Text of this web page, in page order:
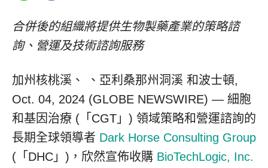
合併後的組織將提供生物製藥產業的策略諮
詢、營運及技術諮詢服務
加州核桃溪、 、亞利桑那州洞溪 和波士頓,
Oct. 04, 2024 (GLOBE NEWSWIRE) — 細胞
和基因治療 (「CGT」) 領域策略和營運諮詢的
長期全球領導者 Dark Horse Consulting Group
(「DHC」)，欣然宣佈收購 BioTechLogic, Inc.